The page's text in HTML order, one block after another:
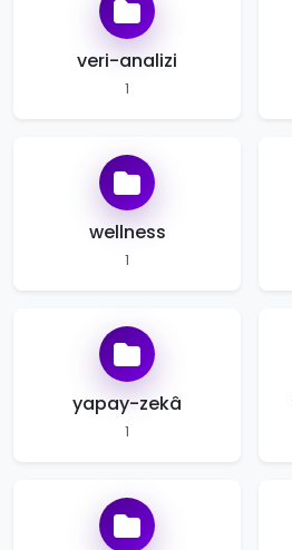
veri-analizi
1
wellness
1
yapay-zekâ
1